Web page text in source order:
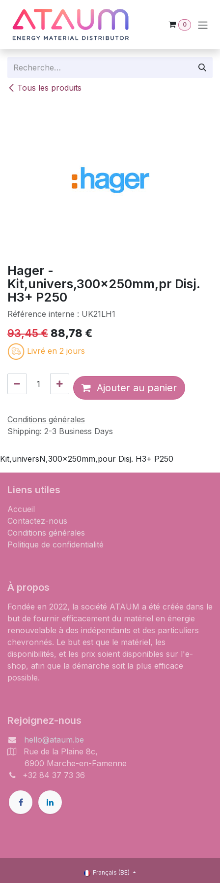
0
Tous les produits
Hager -
Kit,univers,300x250mm,pr Disj.
H3+ P250
Référence interne : UK21LH1
93,45€ 88,78 €
Livré en 2 jours
Ajouter au panier
Conditions générales
Shipping: 2-3 Business Days
Kit,universN,300x250mm,pour Disj. H3+ P250
Liens utiles
Accueil
Contactez-nous
Conditions générales
Politique de confidentialité
À propos
Fondée en 2022, la société ATAUM a été créée dans le
but de fournir efficacement du matériel en énergie
renouvelable à des indépendants et des particuliers
chevronnés. Le but est que le matériel, les
disponibilités, et les prix soient disponibles sur l'e-
shop, afin que la démarche soit la plus efficace
possible.
Rejoignez-nous
hello@ataum.be
Rue de la Plaine 8c,
6900 Marche-en-Famenne
+32 84 37 73 36
Français (BE)